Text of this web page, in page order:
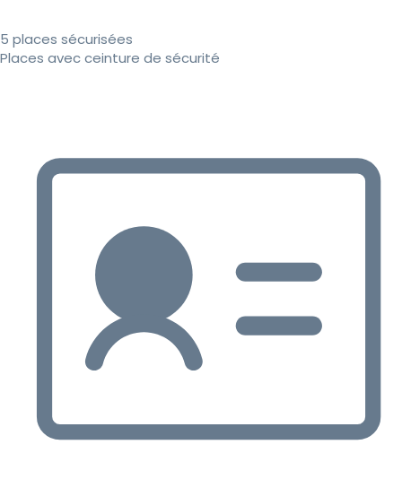
5 places sécurisées
Places avec ceinture de sécurité